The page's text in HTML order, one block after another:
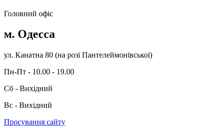
Головний офіс
м. Одесса
ул. Канатна 80 (на розі Пантелеймонівської)
Пн-Пт - 10.00 - 19.00
Сб - Вихідний
Вс - Вихідний
Просування сайту